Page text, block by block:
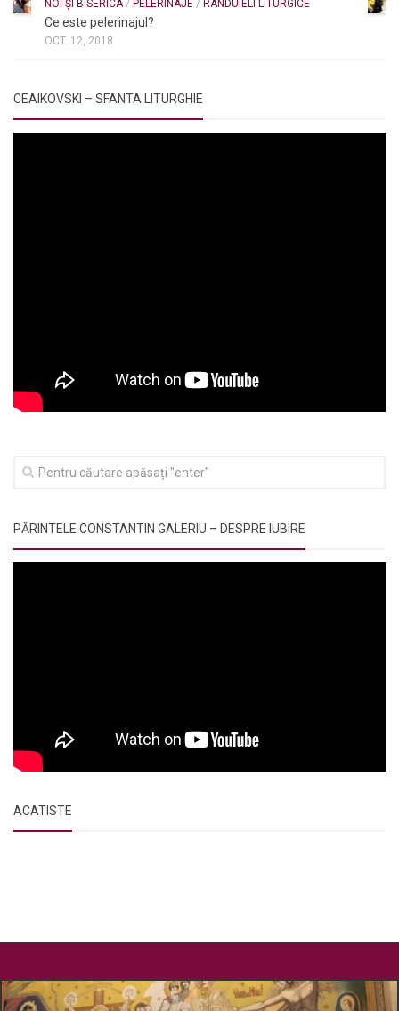
NOI ȘI BISERICA / PELERINAJE / RÂNDUIELI LITURGICE
Ce este pelerinajul?
OCT. 12, 2018
CEAIKOVSKI – SFANTA LITURGHIE
PĂRINTELE CONSTANTIN GALERIU – DESPRE IUBIRE
ACATISTE